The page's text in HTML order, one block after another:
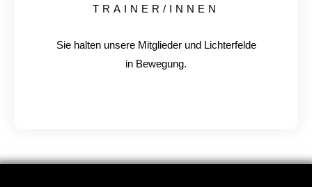
TRAINER/INNEN
Sie halten unsere Mitglieder und Lichterfelde
in Bewegung.